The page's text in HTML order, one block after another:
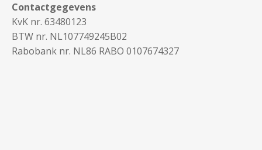
Contactgegevens
KvK nr. 63480123
BTW nr. NL107749245B02
Rabobank nr. NL86 RABO 0107674327